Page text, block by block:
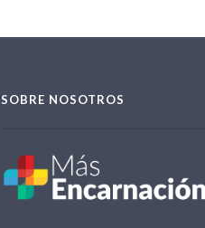
SOBRE NOSOTROS